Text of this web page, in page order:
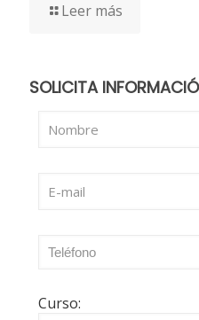
Leer más
SOLICITA
Curso: